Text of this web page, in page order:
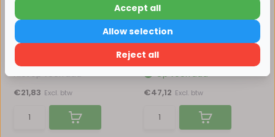
1-10V Dimbare LED driver
60 watt 12 volt...
Ervaar de flexibiliteit van
dimbare LED-verlicht...
Niet op voorraad
€21,83 Excl. btw
Triac Dimbare LED driver
100 watt 12 vol...
Geniet van naadloos
dimbareLEDverlichting met
de...
Op voorraad
€47,12 Excl. btw
15% korting
Verder winkelen
Reject all
Allow selection
Accept all